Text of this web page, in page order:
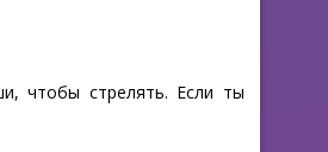
чтобы стрелять. Если ты